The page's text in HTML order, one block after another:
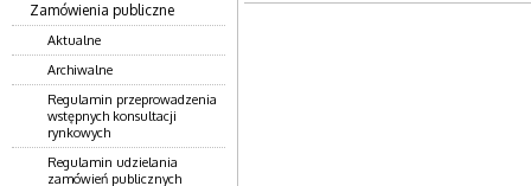
Zamówienia publiczne
Aktualne
Archiwalne
Regulamin przeprowadzenia
wstępnych konsultacji
rynkowych
Regulamin udzielania
zamówień publicznych